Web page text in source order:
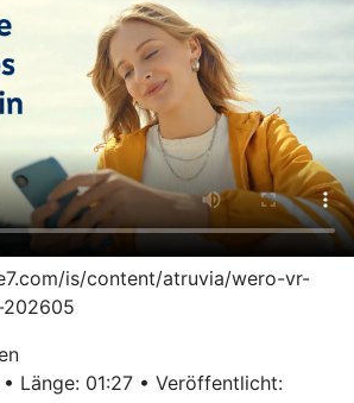
is/content/atruvia/wero-vr-
Länge: 01:27 • Veröffentlicht: